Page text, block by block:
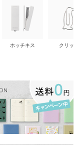
ホッチキス クリップ